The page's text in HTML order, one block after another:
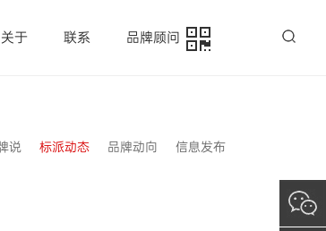
关于 联系 品牌顾问
说 标派动态 品牌动向 信息发布